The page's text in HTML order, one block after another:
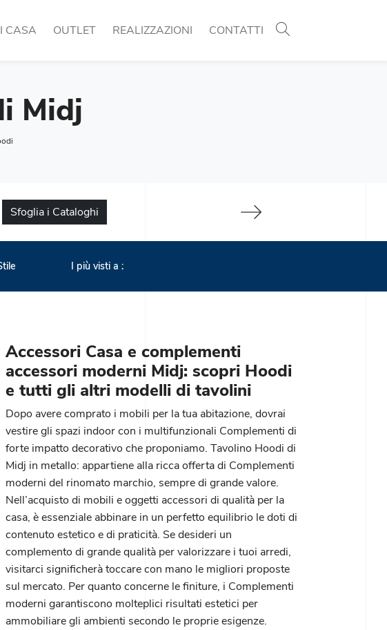
CASA OUTLET REALIZZAZIONI CONTATTI
Midj
Sfoglia i Cataloghi
I più visti a :
Accessori Casa e complementi
accessori moderni Midj: scopri Hoodi
e tutti gli altri modelli di tavolini
Dopo avere comprato i mobili per la tua abitazione, dovrai
vestire gli spazi indoor con i multifunzionali Complementi di
forte impatto decorativo che proponiamo. Tavolino Hoodi di
Midj in metallo: appartiene alla ricca offerta di Complementi
moderni del rinomato marchio, sempre di grande valore.
Nell’acquisto di mobili e oggetti accessori di qualità per la
casa, è essenziale abbinare in un perfetto equilibrio le doti di
contenuto estetico e di praticità. Se desideri un
complemento di grande qualità per valorizzare i tuoi arredi,
visitarci significherà toccare con mano le migliori proposte
sul mercato. Per quanto concerne le finiture, i Complementi
moderni garantiscono molteplici risultati estetici per
ammobiliare gli ambienti secondo le proprie esigenze.